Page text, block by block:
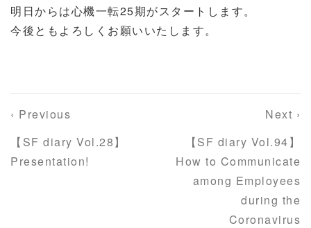
明日からは心機一転25期がスタートします。
今後ともよろしくお願いいたします。
‹ Previous
【SF diary Vol.28】
Presentation!
Next ›
【SF diary Vol.94】
How to Communicate
among Employees
during the
Coronavirus